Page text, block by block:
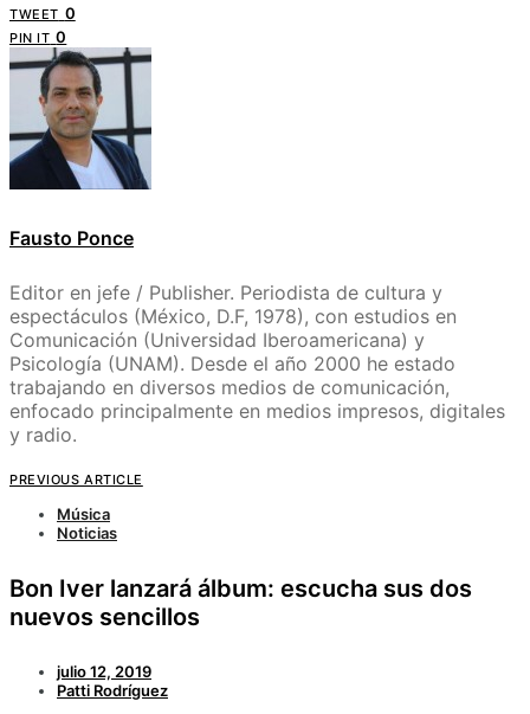
TWEET 0
PIN IT 0
Fausto Ponce
Editor en jefe / Publisher. Periodista de cultura y
espectáculos (México, D.F, 1978), con estudios en
Comunicación (Universidad Iberoamericana) y
Psicología (UNAM). Desde el año 2000 he estado
trabajando en diversos medios de comunicación,
enfocado principalmente en medios impresos, digitales
y radio.
PREVIOUS ARTICLE
Música
Noticias
Bon Iver lanzará álbum: escucha sus dos
nuevos sencillos
julio 12, 2019
Patti Rodríguez